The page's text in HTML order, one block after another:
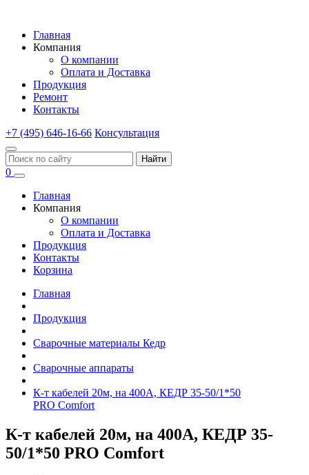
Главная
Компания
О компании
Оплата и Доставка
Продукция
Ремонт
Контакты
+7 (495) 646-16-66 Консультация
Найти
0
Главная
Компания
О компании
Оплата и Доставка
Продукция
Контакты
Корзина
Главная
Продукция
Сварочные материалы Кедр
Сварочные аппараты
К-т кабелей 20м, на 400А, КЕДР 35-50/1*50
PRO Comfort
К-т кабелей 20м, на 400А, КЕДР 35-
50/1*50 PRO Comfort